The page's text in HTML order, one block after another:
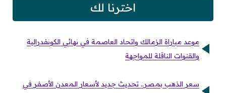
اخترنا لك
موعد مباراة الزمالك واتحاد العاصمة في نهائي الكونفدرالية
والقنوات الناقلة للمواجهة
سعر الذهب بمصر.. تحديث جديد لأسعار المعدن الأصفر في